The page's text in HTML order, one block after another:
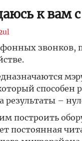
к вам
звонков,
способен
результаты –
построить
постоянная